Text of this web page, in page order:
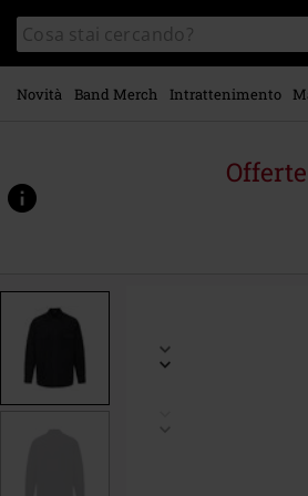
contenuto
principale
Cerca
nel
catalogo
Novità Band Merch Intrattenimento
www.emp-
p/balko/584391.html